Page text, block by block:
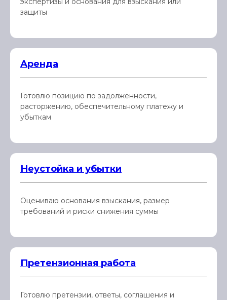
защиты
Аренда
Готовлю позицию по задолженности,
расторжению, обеспечительному платежу и
убыткам
Неустойка и убытки
Оцениваю основания взыскания, размер
требований и риски снижения суммы
Претензионная работа
Готовлю претензии, ответы, соглашения и